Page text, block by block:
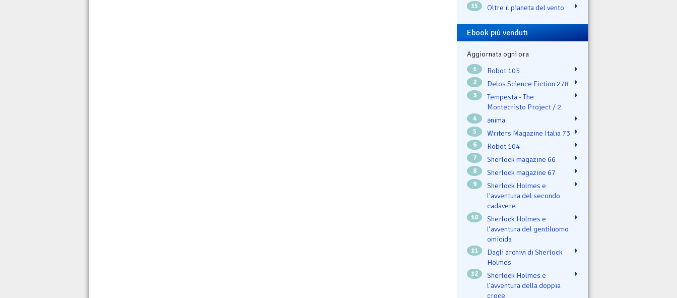
15 Oltre il pianeta del vento
Ebook più venduti
Aggiornata ogni ora
1 Robot 105
2 Delos Science Fiction 278
3
Tempesta - The
Montecristo Project / 2
4 ənima
5 Writers Magazine Italia 73
6 Robot 104
7 Sherlock magazine 66
8 Sherlock magazine 67
9
Sherlock Holmes e
l'avventura del secondo
cadavere
10
Sherlock Holmes e
l’avventura del gentiluomo
omicida
11
Dagli archivi di Sherlock
Holmes
12
Sherlock Holmes e
l’avventura della doppia
croce